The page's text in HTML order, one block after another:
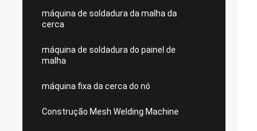
máquina de soldadura da malha da
cerca
máquina de soldadura do painel de
malha
máquina fixa da cerca do nó
Construção Mesh Welding Machine